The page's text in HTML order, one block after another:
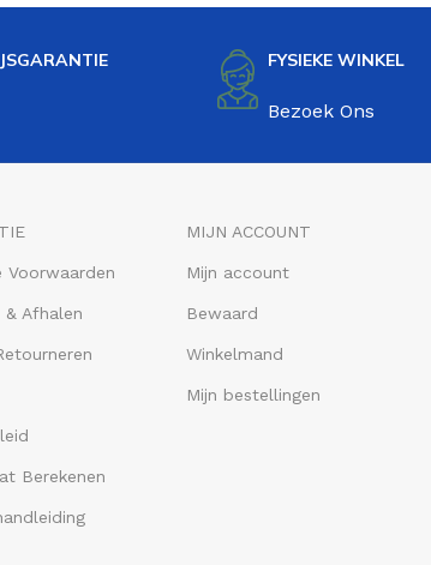
FYSIEKE WINKEL
Bezoek Ons
Voorwaarden
& Afhalen
Berekenen
MIJN ACCOUNT
Mijn account
Bewaard
Winkelmand
Mijn bestellingen